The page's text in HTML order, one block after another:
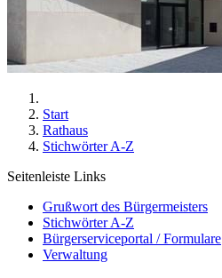
Start
Rathaus
Stichwörter A-Z
Seitenleiste Links
Grußwort des Bürgermeisters
Stichwörter A-Z
Bürgerserviceportal / Formulare
Verwaltung